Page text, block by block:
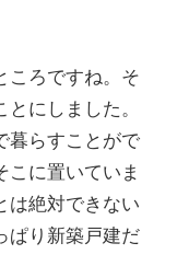
ころですね。そ
にしました。
暮らすことがで
こに置いていま
は絶対できない
ぱり新築戸建だ